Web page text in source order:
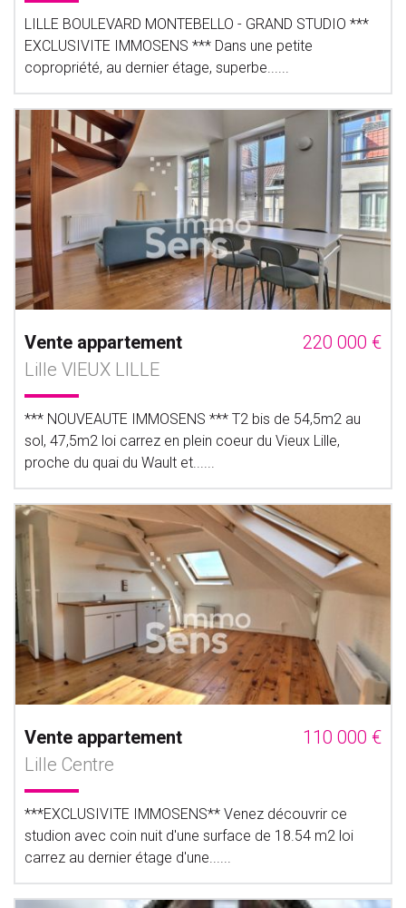
LILLE BOULEVARD MONTEBELLO - GRAND STUDIO ***
EXCLUSIVITE IMMOSENS *** Dans une petite
copropriété, au dernier étage, superbe......
Vente appartement
220 000 €
Lille VIEUX LILLE
*** NOUVEAUTE IMMOSENS *** T2 bis de 54,5m2 au
sol, 47,5m2 loi carrez en plein coeur du Vieux Lille,
proche du quai du Wault et......
Vente appartement
110 000 €
Lille Centre
***EXCLUSIVITE IMMOSENS** Venez découvrir ce
studion avec coin nuit d'une surface de 18.54 m2 loi
carrez au dernier étage d'une......